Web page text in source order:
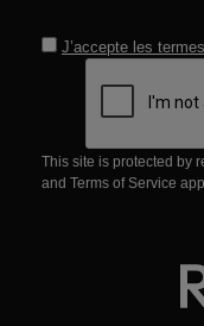
J’accepte les
This site is protected by
and Terms of Service